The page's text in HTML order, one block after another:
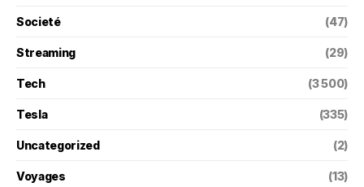
Societé (47)
Streaming (29)
Tech (3 500)
Tesla (335)
Uncategorized (2)
Voyages (13)